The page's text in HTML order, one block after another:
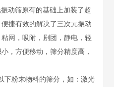
动筛原有的基础上加装了超
捷有效的解决了三次元振动
网，吸附，剧团，静电，轻
，方便移动，筛分精度高，
下粉末物料的筛分，如：激光